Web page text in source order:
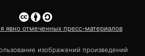
явно отмеченных пресс-материалов
изображений произведений